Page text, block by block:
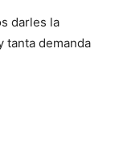
darles la
tanta demanda